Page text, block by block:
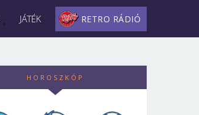
JÁTÉK RETRO RÁDIÓ
HOROSZKÓP